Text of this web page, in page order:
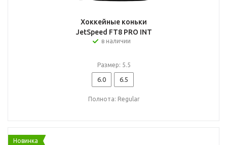
Хоккейные коньки
JetSpeed FT8 PRO INT
в наличии
Размер: 5.5
6.0 6.5
Полнота: Regular
Новинка